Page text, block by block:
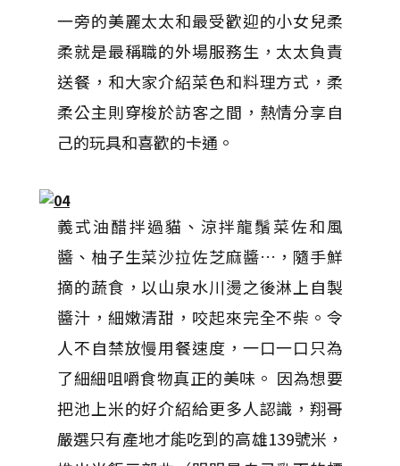
一旁的美麗太太和最受歡迎的小女兒柔
柔就是最稱職的外場服務生，太太負責
送餐，和大家介紹菜色和料理方式，柔
柔公主則穿梭於訪客之間，熱情分享自
己的玩具和喜歡的卡通。
義式油醋拌過貓、涼拌龍鬚菜佐和風
醬、柚子生菜沙拉佐芝麻醬…，隨手鮮
摘的蔬食，以山泉水川燙之後淋上自製
醬汁，細嫩清甜，咬起來完全不柴。令
人不自禁放慢用餐速度，一口一口只為
了細細咀嚼食物真正的美味。 因為想要
把池上米的好介紹給更多人認識，翔哥
嚴選只有產地才能吃到的高雄139號米，